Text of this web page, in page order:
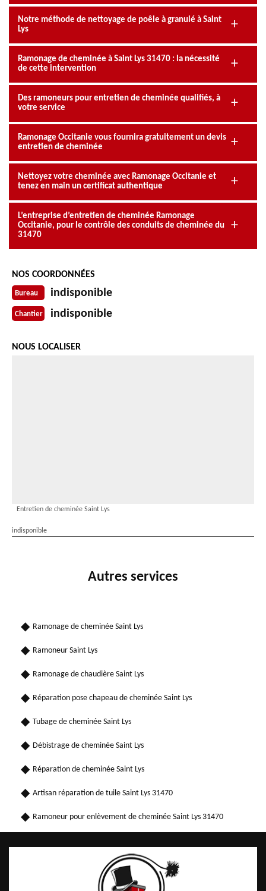
Notre méthode de nettoyage de poêle à granulé à Saint
Lys
Ramonage de cheminée à Saint Lys 31470 : la nécessité
de cette intervention
Des ramoneurs pour entretien de cheminée qualifiés, à
votre service
Ramonage Occitanie vous fournira gratuitement un devis
entretien de cheminée
Nettoyez votre cheminée avec Ramonage Occitanie et
tenez en main un certificat authentique
L’entreprise d’entretien de cheminée Ramonage
Occitanie, pour le contrôle des conduits de cheminée du
31470
NOS COORDONNÉES
Bureau indisponible
Chantier indisponible
NOUS LOCALISER
Entretien de cheminée Saint Lys
indisponible
Autres services
Ramonage de cheminée Saint Lys
Ramoneur Saint Lys
Ramonage de chaudière Saint Lys
Réparation pose chapeau de cheminée Saint Lys
Tubage de cheminée Saint Lys
Débistrage de cheminée Saint Lys
Réparation de cheminée Saint Lys
Artisan réparation de tuile Saint Lys 31470
Ramoneur pour enlèvement de cheminée Saint Lys 31470